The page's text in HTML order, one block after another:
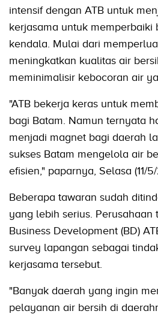
intensif dengan ATB untuk
kerjasama untuk memperbaiki
kendala. Mulai dari
meningkatkan kualitas air
meminimalisir kebocoran air
"ATB bekerja keras untuk
bagi Batam. Namun ternyata
menjadi magnet bagi daerah
sukses Batam mengelola air
efisien," paparnya, Selasa (11/5/
Beberapa tawaran sudah
yang lebih serius.
Business Development (BD)
survey lapangan sebagai
kerjasama tersebut.
"Banyak daerah yang ingin
pelayanan air bersih di